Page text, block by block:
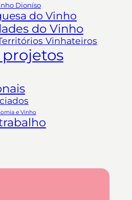
Dioníso
do Vinho
do Vinho
Vinhateiros
projetos
e Vinho